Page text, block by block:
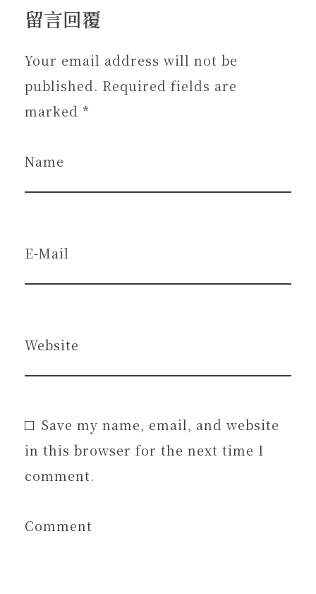
留言回覆
Your email address will not be
published. Required fields are
marked *
Name
E-Mail
Website
Save my name, email, and website
in this browser for the next time I
comment.
Comment